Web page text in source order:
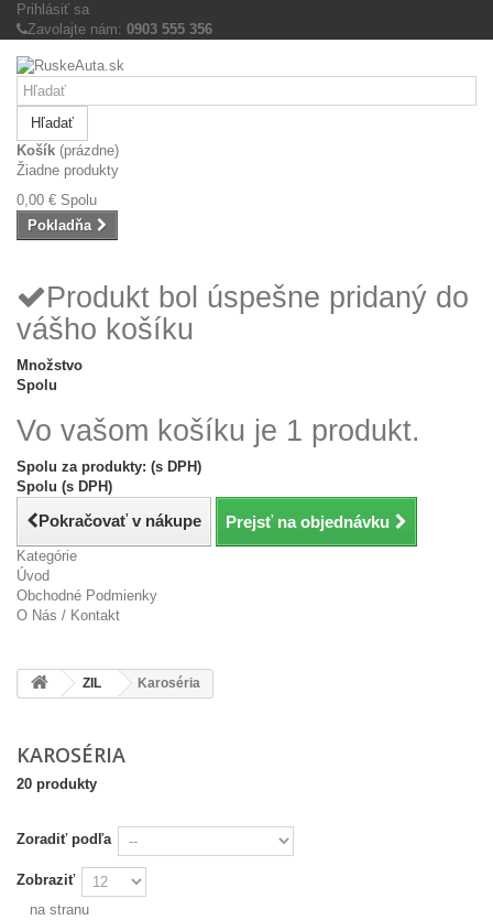
Prihlásiť sa
Zavolajte nám: 0903 555 356
Hľadať
Košík (prázdne)
Žiadne produkty
0,00 € Spolu
Pokladňa
Produkt bol úspešne pridaný do
vášho košíku
Množstvo
Spolu
Vo vašom košíku je 1 produkt.
Spolu za produkty: (s DPH)
Spolu (s DPH)
Pokračovať v nákupe Prejsť na objednávku
Kategórie
Úvod
Obchodné Podmienky
O Nás / Kontakt
ZIL Karoséria
KAROSÉRIA
20 produkty
Zoradiť podľa
Zobraziť
na stranu